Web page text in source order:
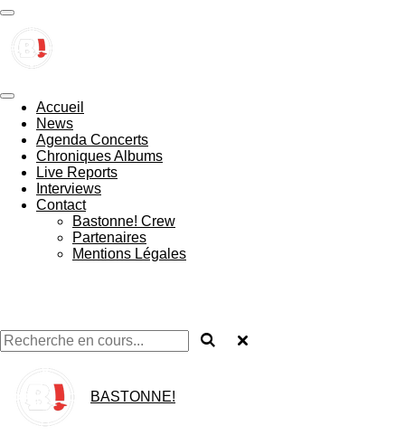
Passer
contenu
principal
Accueil
News
Agenda Concerts
Chroniques Albums
Live Reports
Interviews
Contact
Bastonne! Crew
Partenaires
Mentions Légales
BASTONNE!